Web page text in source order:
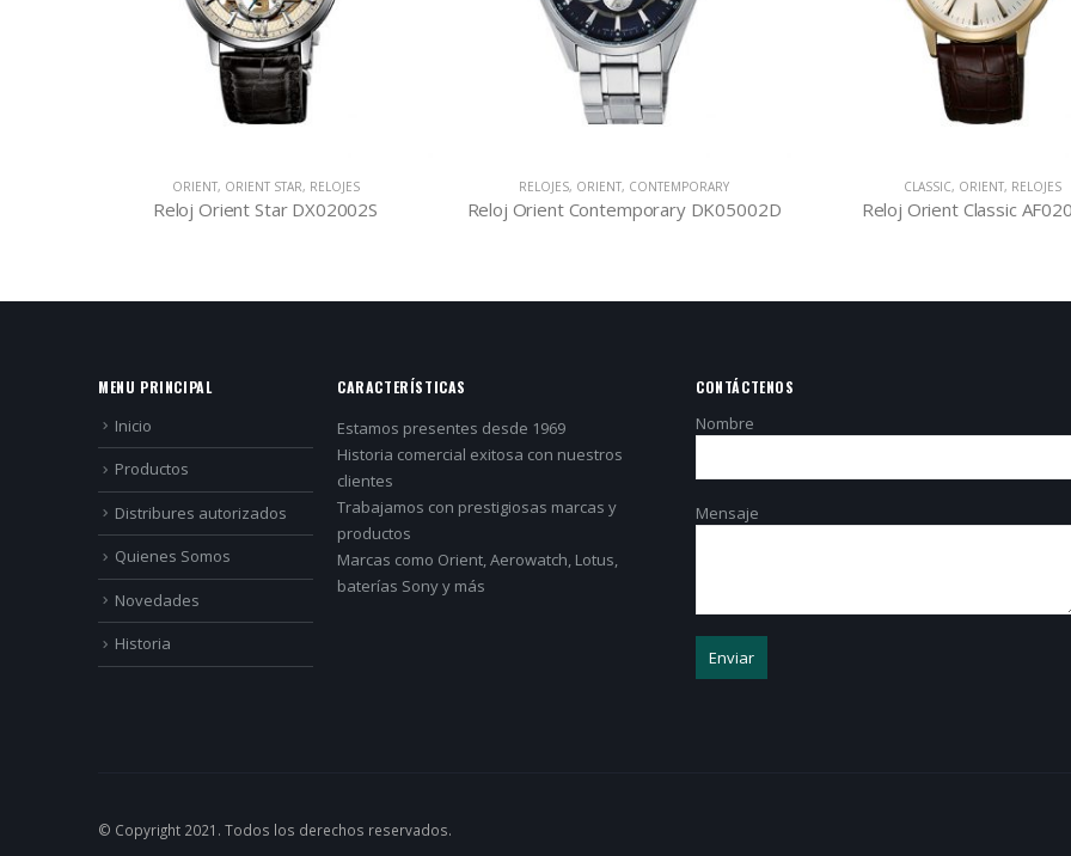
ORIENT, ORIENT STAR, RELOJES
Reloj Orient Star DX02002S
RELOJES, ORIENT, CONTEMPORARY
Reloj Orient Contemporary DK05002D
CLASSIC, ORIENT, RELOJES
Reloj Orient Classic
MENU PRINCIPAL
Inicio
Productos
Distribures autorizados
Quienes Somos
Novedades
Historia
CARACTERÍSTICAS
Estamos presentes desde 1969
Historia comercial exitosa con nuestros
clientes
Trabajamos con prestigiosas marcas y
productos
Marcas como Orient, Aerowatch, Lotus,
baterías Sony y más
CONTÁCTENOS
Nombre
Mensaje
© Copyright 2021. Todos los derechos reservados.